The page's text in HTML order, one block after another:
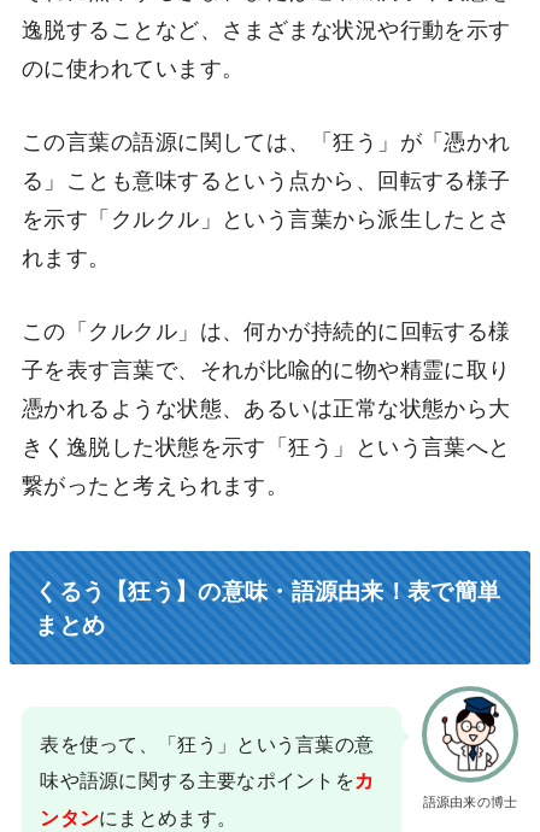
逸脱することなど、さまざまな状況や行動を示す
のに使われています。
この言葉の語源に関しては、「狂う」が「憑かれ
る」ことも意味するという点から、回転する様子
を示す「クルクル」という言葉から派生したとさ
れます。
この「クルクル」は、何かが持続的に回転する様
子を表す言葉で、それが比喩的に物や精霊に取り
憑かれるような状態、あるいは正常な状態から大
きく逸脱した状態を示す「狂う」という言葉へと
繋がったと考えられます。
くるう【狂う】の意味・語源由来！表で簡単
まとめ
語源由来の博士
表を使って、「狂う」という言葉の意
味や語源に関する主要なポイントをカ
ンタンにまとめます。